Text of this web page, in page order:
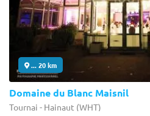
... 20 km
Domaine du Blanc Maisnil
Tournai - Hainaut (WHT)